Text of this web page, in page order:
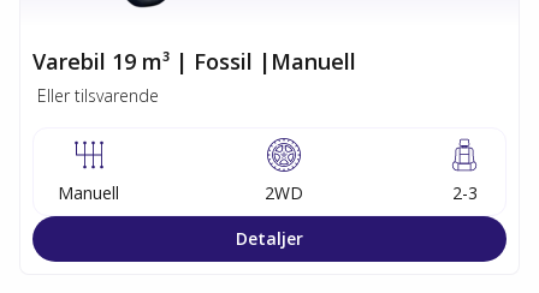
Varebil 19 m³ | Fossil |Manuell
Eller tilsvarende
Manuell 2WD
2-3
Detaljer